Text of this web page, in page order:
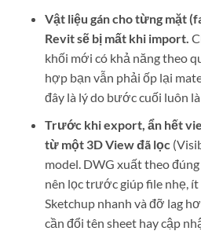
Vật liệu gán cho từng mặt
Revit sẽ bị mất khi import.
khối mới có khả năng theo
hợp bạn vẫn phải ốp lại
đây là lý do bước cuối luôn là
Trước khi export, ẩn hết
từ một 3D View đã lọc
model. DWG xuất theo
nên lọc trước giúp file nhẹ,
Sketchup nhanh và đỡ lag
cần đổi tên sheet hay cập